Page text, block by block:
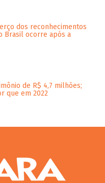
dos reconhecimentos
Brasil ocorre após a
de R$ 4,7 milhões;
que em 2022